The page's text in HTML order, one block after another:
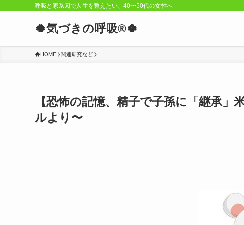
呼吸と家系図で人生を整えたい、40〜50代の女性へ
🍀気づきの呼吸®︎🍀
HOME 関連研究など
【恐怖の記憶、精子で子孫に「継承」
ルより〜